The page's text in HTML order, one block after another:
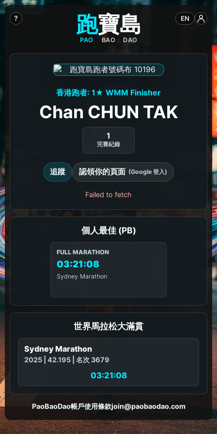
? EN
跑
PAO
寶
BAO
島
DAO
香港跑者: 1★ WMM Finisher
Chan CHUN TAK
1
完賽紀錄
追蹤 認領你的頁面 (Google 登入)
Failed to fetch
個人最佳 (PB)
FULL MARATHON
03:21:08
Sydney Marathon
世界馬拉松大滿貫
Sydney Marathon
2025 | 42.195 | 名次 3679
03:21:08
PaoBaoDao帳戶使用條款join@paobaodao.com